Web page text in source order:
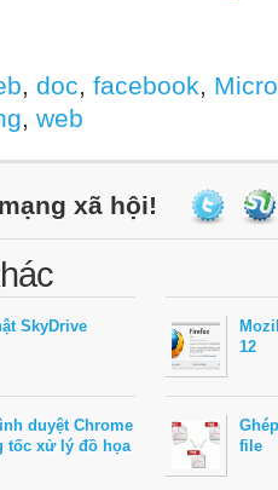
, doc, facebook,
, web
xã hội!
SkyDrive
12
duyệt Chrome
tốc xử lý đồ họa
file